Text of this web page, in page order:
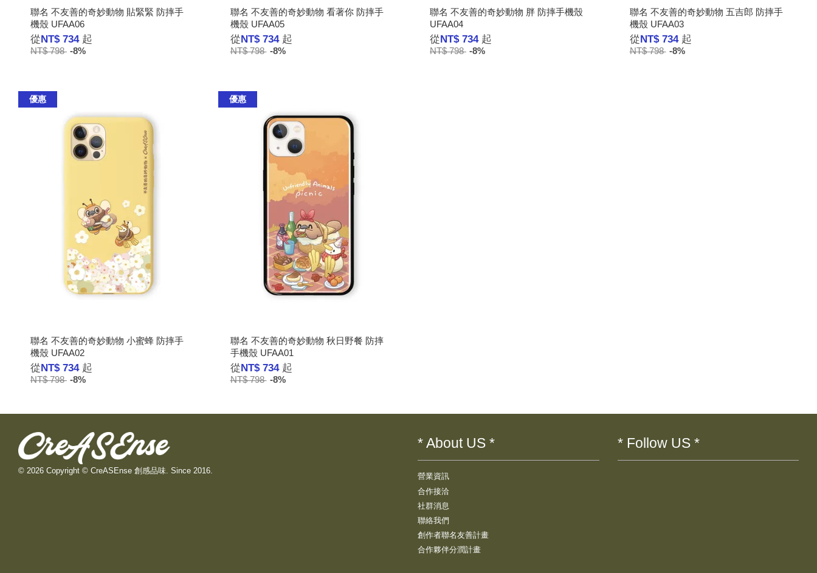
聯名 不友善的奇妙動物 貼緊緊 防摔手
機殼 UFAA06
從 NT$ 734 起
NT$ 798 -8%
聯名 不友善的奇妙動物 看著你 防摔手
機殼 UFAA05
從 NT$ 734 起
NT$ 798 -8%
聯名 不友善的奇妙動物 胖 防摔手機殼
UFAA04
從 NT$ 734 起
NT$ 798 -8%
聯名 不友善的奇妙動物 五吉郎 防摔手
機殼 UFAA03
從 NT$ 734 起
NT$ 798 -8%
優惠
聯名 不友善的奇妙動物 小蜜蜂 防摔手
機殼 UFAA02
從 NT$ 734 起
NT$ 798 -8%
優惠
聯名 不友善的奇妙動物 秋日野餐 防摔
手機殼 UFAA01
從 NT$ 734 起
NT$ 798 -8%
© 2026 Copyright © CreASEnse 創感品味. Since 2016.
* About US *
營業資訊
合作接洽
社群消息
聯絡我們
創作者聯名友善計畫
合作夥伴分潤計畫
* Follow US *